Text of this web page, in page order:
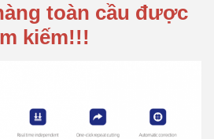
toàn cầu được
kiếm!!!